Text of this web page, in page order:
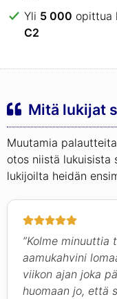
Yli 5 000 opittua
C2
Mitä lukijat
Muutamia
otos niistä lukuisista
lukijoilta heidän
”Kolme minuuttia
aamukahvini
viikon ajan joka
huomaan jo, että